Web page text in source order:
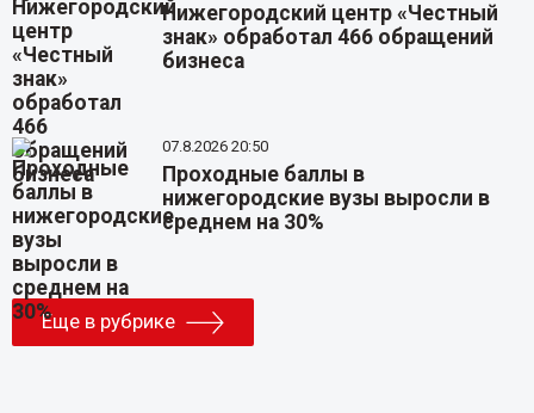
Нижегородский центр «Честный
знак» обработал 466 обращений
бизнеса
07.8.2026 20:50
Проходные баллы в
нижегородские вузы выросли в
среднем на 30%
Еще в рубрике